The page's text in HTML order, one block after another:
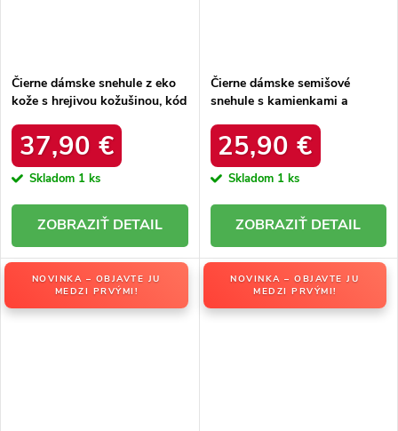
Čierne dámske snehule z eko
kože s hrejivou kožušinou, kód
BLACK
37,90 €
Skladom 1 ks
DETAIL
Čierne dámske semišové
snehule s kamienkami a
W8009 BLACK
25,90 €
Skladom 1 ks
DETAIL
NOVINKA – OBJAVTE JU
MEDZI PRVÝMI!
NOVINKA – OBJAVTE JU
MEDZI PRVÝMI!